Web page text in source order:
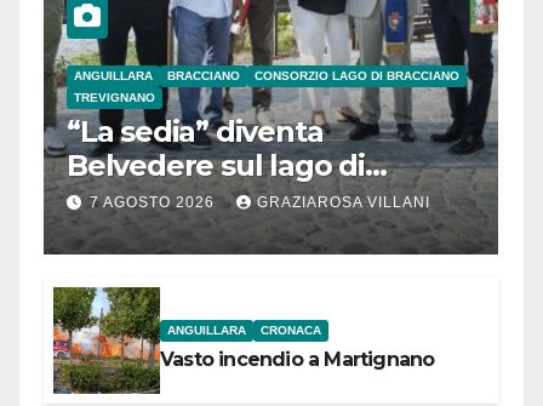
ANGUILLARA BRACCIANO
CONSORZIO LAGO DI BRACCIANO
TREVIGNANO
“La sedia” diventa
Belvedere sul lago di
Bracciano: ieri
l’inaugurazione
7 AGOSTO 2026 GRAZIAROSA VILLANI
ANGUILLARA CRONACA
Vasto incendio a Martignano